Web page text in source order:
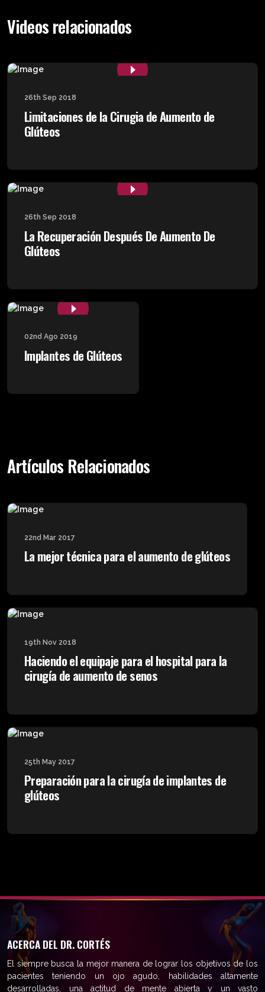
Videos relacionados
26th Sep 2018
Limitaciones de la Cirugia de Aumento de
Glúteos
26th Sep 2018
La Recuperación Después De Aumento De
Glúteos
02nd Ago 2019
Implantes de Glúteos
Artículos Relacionados
22nd Mar 2017
La mejor técnica para el aumento de glúteos
19th Nov 2018
Haciendo el equipaje para el hospital para la
cirugía de aumento de senos
25th May 2017
Preparación para la cirugía de implantes de
glúteos
ACERCA DEL DR. CORTÉS
El siempre busca la mejor manera de lograr los objetivos de los
pacientes teniendo un ojo agudo, habilidades altamente
desarrolladas, una actitud de mente abierta y un vasto